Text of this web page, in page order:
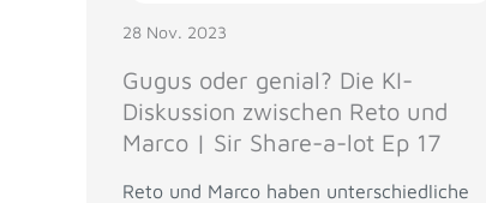
28 Nov. 2023
Gugus oder genial? Die KI-
Diskussion zwischen Reto und
Marco | Sir Share-a-lot Ep 17
Reto und Marco haben unterschiedliche